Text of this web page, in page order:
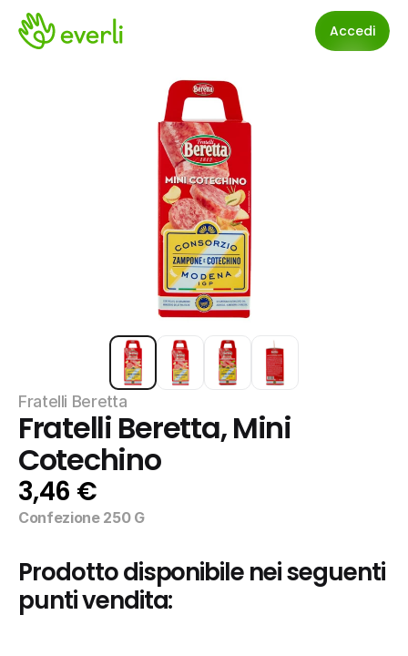
Accedi
Fratelli Beretta
Fratelli Beretta, Mini
Cotechino
3,46 €
Confezione 250 G
Prodotto disponibile nei seguenti
punti vendita: